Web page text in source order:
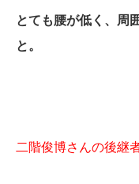
とても腰が低く、周
と。
二階俊博さんの後継